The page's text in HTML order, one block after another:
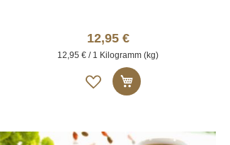
12,95 €
12,95 € / 1 Kilogramm (kg)
Auf
die
In den